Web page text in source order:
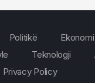
Politikë Ekonomi
Teknologji
Privacy Policy